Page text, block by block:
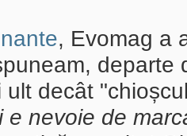
, Evomag a
ult decât
e nevoie de